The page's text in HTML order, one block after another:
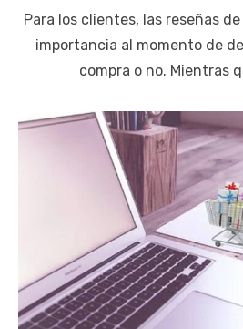
Para los clientes, las reseñas
importancia al momento de
compra o no. Mientras